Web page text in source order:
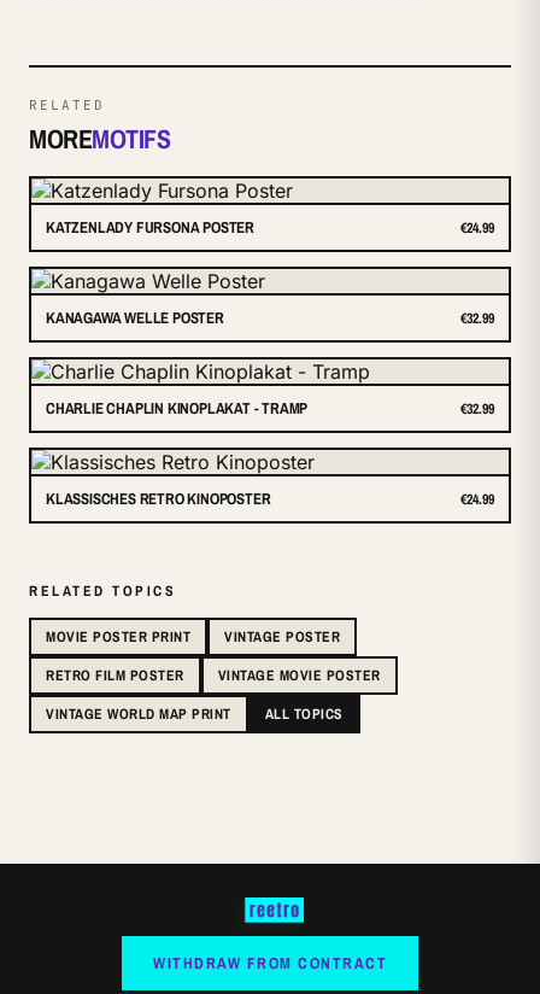
RELATED
MOREMOTIFS
KATZENLADY FURSONA POSTER €24.99
KANAGAWA WELLE POSTER €32.99
CHARLIE CHAPLIN KINOPLAKAT - TRAMP €32.99
KLASSISCHES RETRO KINOPOSTER €24.99
RELATED TOPICS
MOVIE POSTER PRINT
VINTAGE POSTER
RETRO FILM POSTER
VINTAGE MOVIE POSTER
VINTAGE WORLD MAP PRINT
ALL TOPICS
WITHDRAW FROM CONTRACT